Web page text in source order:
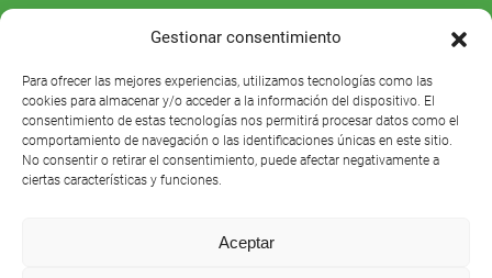
Gestionar consentimiento
Para ofrecer las mejores experiencias, utilizamos tecnologías como las
cookies para almacenar y/o acceder a la información del dispositivo. El
consentimiento de estas tecnologías nos permitirá procesar datos como el
comportamiento de navegación o las identificaciones únicas en este sitio.
No consentir o retirar el consentimiento, puede afectar negativamente a
ciertas características y funciones.
Aceptar
Agenda